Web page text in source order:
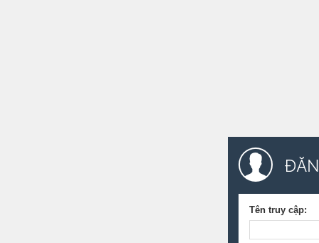
Tên truy cập: